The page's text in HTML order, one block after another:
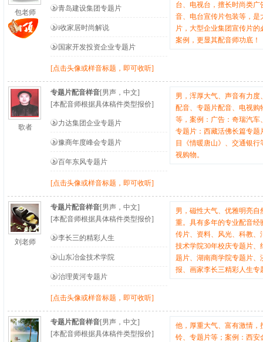
包老师 青岛建设集团专题片
i收家居时尚解说
国家开发投资企业专题片
[点击头像或样音标题，即可收听]
台、电视台，擅长时尚类
音、电台宣传片包装等，
片，大型企业集团宣传片
案例，更显其配音师功底！
歌者
专题片配音样音[男声，中文]
[本配音师根据具体稿件类型报价]
力达集团企业专题片
豫商年度峰会专题片
百年东风专题片
[点击头像或样音标题，即可收听]
男，浑厚大气、声音有力
配音、专题片配音、电视购
等，案例：广告：奇瑞汽
专题片：西藏活佛长篇专
目《情暖唐山》、交通银
视购物。
刘老师
专题片配音样音[男声，中文]
[本配音师根据具体稿件类型报价]
李长三的精彩人生
山东冶金技术学院
治理黄河专题片
[点击头像或样音标题，即可收听]
男，磁性大气、优雅明亮
重。具有多年的专业配音
传片、资料、风光、科教
技术学院30年校庆专题片
题片、湖南商学院专题片
报、画家李长三精彩人生专
专题片配音样音[男声，中文]
[本配音师根据具体稿件类型报价]
他，厚重大气、富有激情，
铃、专题片等；案例：西